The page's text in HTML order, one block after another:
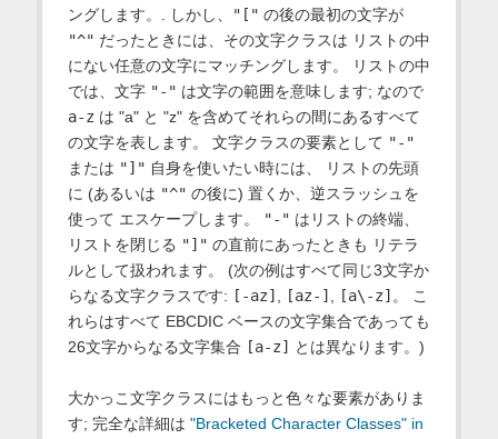
ングします。. しかし、
"[" の後の最初の文字が
"^" だったときには、その文字クラスは リストの中
にない任意の文字にマッチングします。 リストの中
では、文字 "-" は文字の範囲を意味します; なので
a-z は "a" と "z" を含めてそれらの間にあるすべて
の文字を表します。 文字クラスの要素として "-"
または "]" 自身を使いたい時には、 リストの先頭
に (あるいは "^" の後に) 置くか、逆スラッシュを
使って エスケープします。
"-" はリストの終端、
リストを閉じる "]" の直前にあったときも リテラ
ルとして扱われます。 (次の例はすべて同じ3文字か
らなる文字クラスです: [-az] , [az-] , [a\-z] 。 こ
れらはすべて EBCDIC ベースの文字集合であっても
26文字からなる文字集合 [a-z] とは異なります。)
大かっこ文字クラスにはもっと色々な要素がありま
す; 完全な詳細は "Bracketed Character Classes" in